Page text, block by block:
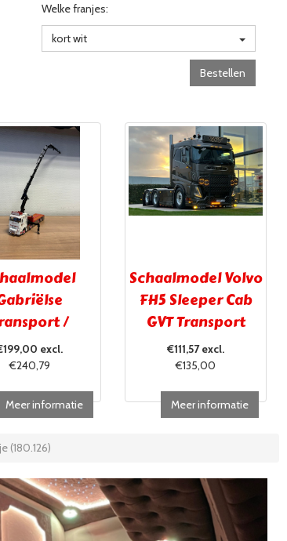
Welke franjes:
kort wit
Bestellen
/
excl.
€240,79
Meer informatie
Schaalmodel Volvo
FH5 Sleeper Cab
GVT Transport
Brugge
€111,57 excl.
€135,00
Meer informatie
(180.126)